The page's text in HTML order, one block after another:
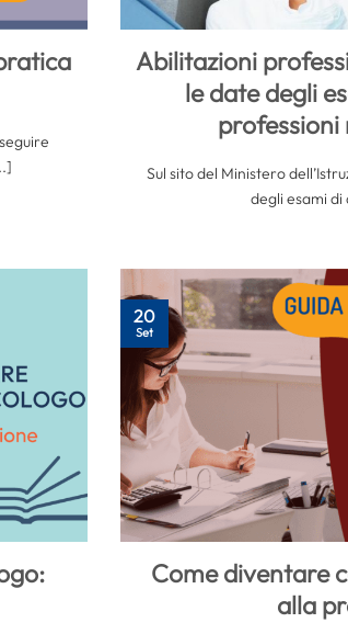
Abilitazioni
le date degli
Sul sito del Ministero
degli esami
Come diventare
alla
20
Set